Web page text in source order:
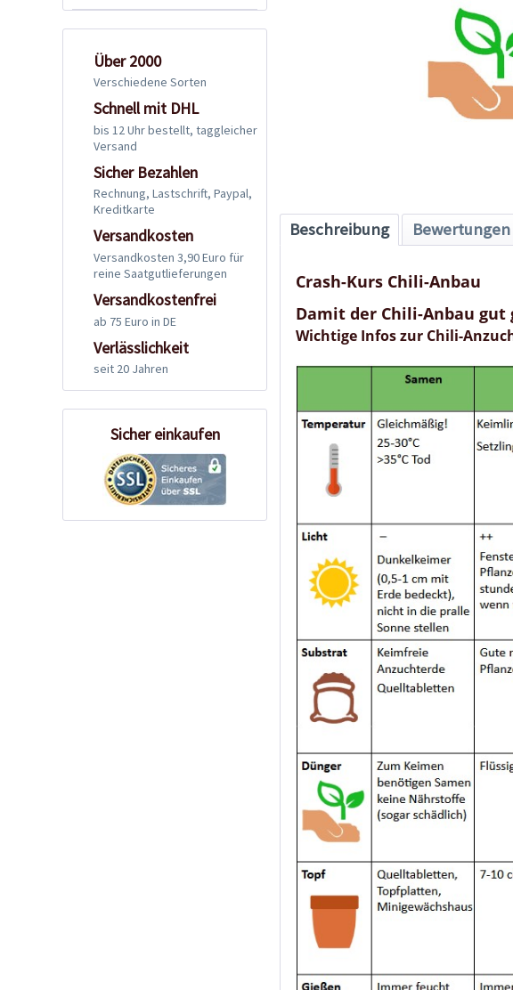
Über 2000
Verschiedene Sorten
Schnell mit DHL
bis 12 Uhr bestellt, taggleicher
Versand
Sicher Bezahlen
Rechnung, Lastschrift, Paypal,
Kreditkarte
Versandkosten
Versandkosten 3,90 Euro für
reine Saatgutlieferungen
Versandkostenfrei
ab 75 Euro in DE
Verlässlichkeit
seit 20 Jahren
Sicher einkaufen
Beschreibung Bewertungen
Crash-Kurs Chili-Anbau
Damit der Chili-Anbau gut
Wichtige Infos zur Chili-